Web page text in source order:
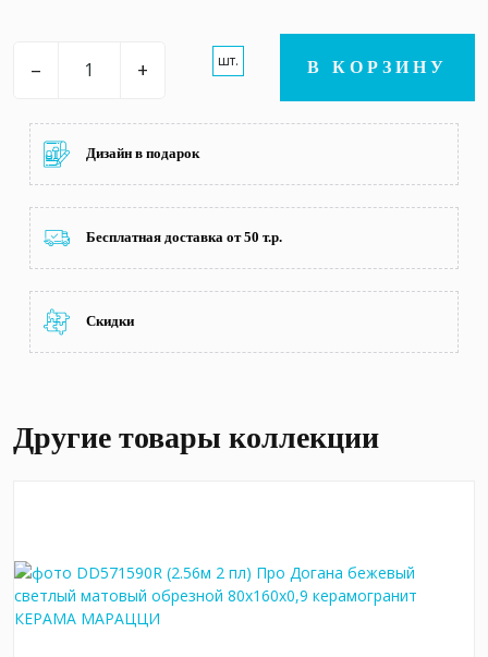
– + шт. В КОРЗИНУ
Дизайн в подарок
Бесплатная доставка от 50 т.р.
Скидки
Другие товары коллекции